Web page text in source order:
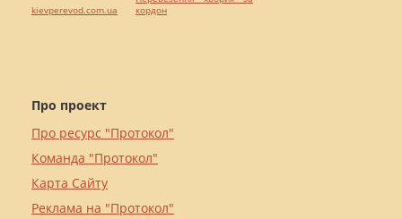
Про проект
Про ресурс "Протокол"
Команда "Протокол"
Карта Сайту
Реклама на "Протокол"
kievperevod.com.ua
кордон